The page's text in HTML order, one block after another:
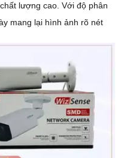
cao. Với độ phân
mang lại hình ảnh rõ nét